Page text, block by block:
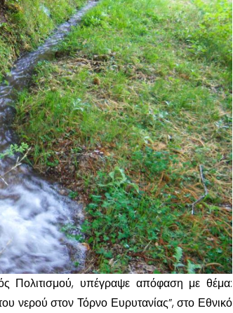
Πολιτισμού, υπέγραψε απόφαση με θέμα:
νερού στον Τόρνο Ευρυτανίας”, στο Εθνικό